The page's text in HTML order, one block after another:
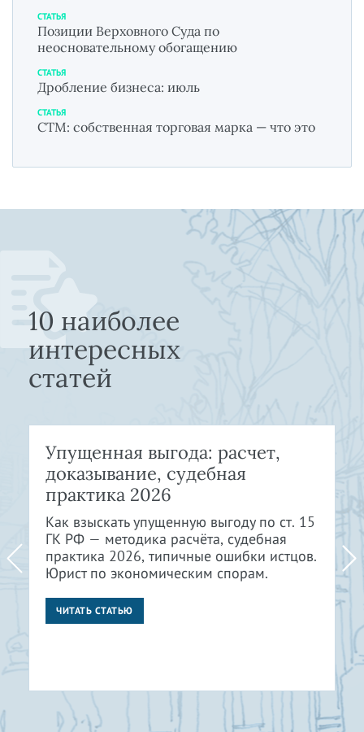
СТАТЬЯ
Позиции Верховного Суда по
неосновательному обогащению
СТАТЬЯ
Дробление бизнеса: июль
СТАТЬЯ
СТМ: собственная торговая марка — что это
10 наиболее
интересных
статей
Упущенная выгода: расчет,
доказывание, судебная
практика 2026
Как взыскать упущенную выгоду по ст. 15
ГК РФ — методика расчёта, судебная
практика 2026, типичные ошибки истцов.
Юрист по экономическим спорам.
ЧИТАТЬ СТАТЬЮ